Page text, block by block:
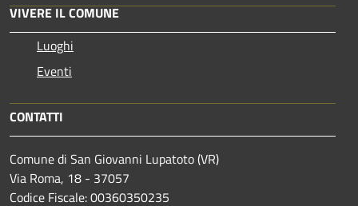
VIVERE IL COMUNE
Luoghi
Eventi
CONTATTI
Comune di San Giovanni Lupatoto (VR)
Via Roma, 18 - 37057
Codice Fiscale: 00360350235